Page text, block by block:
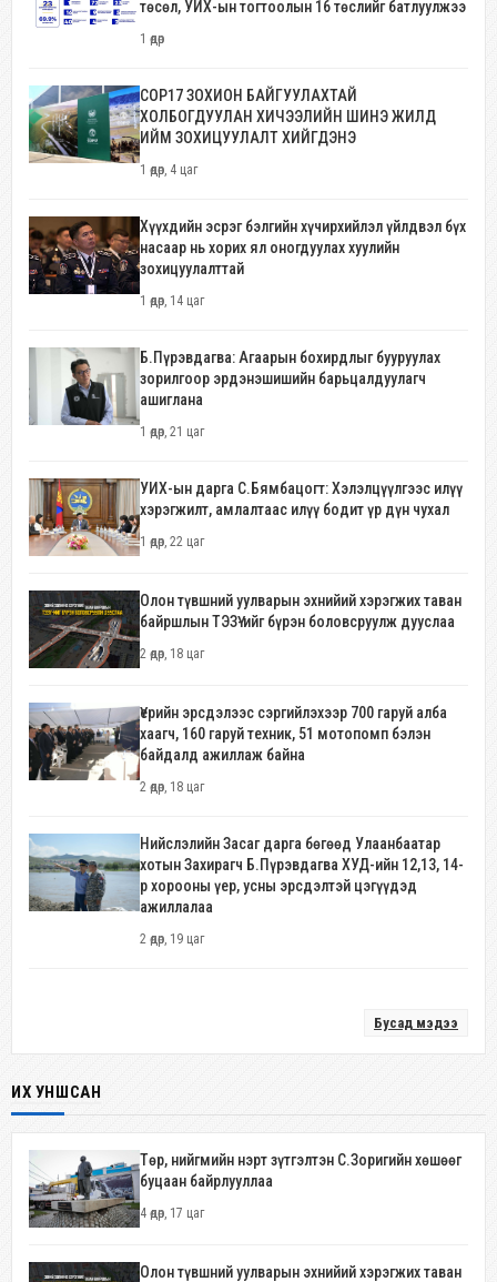
төсөл, УИХ-ын тогтоолын 16 төслийг батлуулжээ
1 өдөр
COP17 ЗОХИОН БАЙГУУЛАХТАЙ
ХОЛБОГДУУЛАН ХИЧЭЭЛИЙН ШИНЭ ЖИЛД
ИЙМ ЗОХИЦУУЛАЛТ ХИЙГДЭНЭ
1 өдөр, 4 цаг
Хүүхдийн эсрэг бэлгийн хүчирхийлэл үйлдвэл бүх
насаар нь хорих ял оногдуулах хуулийн
зохицуулалттай
1 өдөр, 14 цаг
Б.Пүрэвдагва: Агаарын бохирдлыг бууруулах
зорилгоор эрдэнэшишийн барьцалдуулагч
ашиглана
1 өдөр, 21 цаг
УИХ-ын дарга С.Бямбацогт: Хэлэлцүүлгээс илүү
хэрэгжилт, амлалтаас илүү бодит үр дүн чухал
1 өдөр, 22 цаг
Олон түвшний уулварын эхнийий хэрэгжих таван
байршлын ТЭЗҮ-ийг бүрэн боловсруулж дууслаа
2 өдөр, 18 цаг
Үерийн эрсдэлээс сэргийлэхээр 700 гаруй алба
хаагч, 160 гаруй техник, 51 мотопомп бэлэн
байдалд ажиллаж байна
2 өдөр, 18 цаг
Нийслэлийн Засаг дарга бөгөөд Улаанбаатар
хотын Захирагч Б.Пүрэвдагва ХУД-ийн 12,13, 14-
р хорооны үер, усны эрсдэлтэй цэгүүдэд
ажиллалаа
2 өдөр, 19 цаг
Бусад мэдээ
ИХ УНШСАН
Төр, нийгмийн нэрт зүтгэлтэн С.Зоригийн хөшөөг
буцаан байрлууллаа
4 өдөр, 17 цаг
Олон түвшний уулварын эхнийий хэрэгжих таван